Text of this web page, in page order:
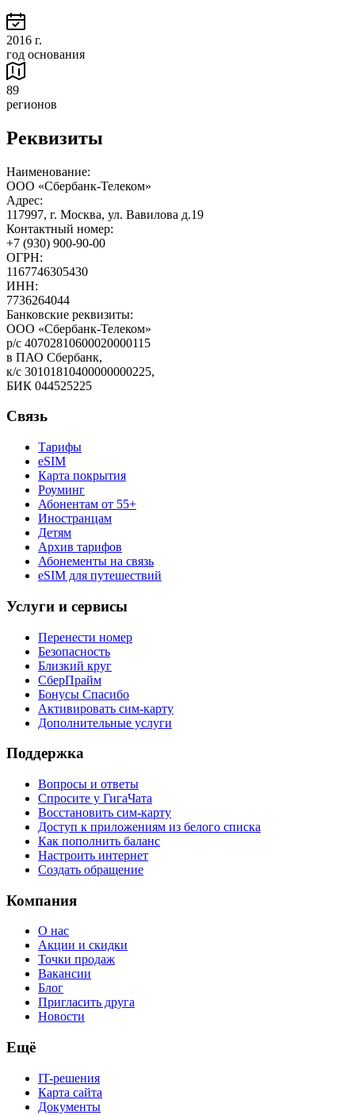
2016 г.
год основания
89
регионов
Реквизиты
Наименование:
ООО «Сбербанк-Телеком»
Адрес:
117997, г. Москва, ул. Вавилова д.19
Контактный номер:
+7 (930) 900-90-00
ОГРН:
1167746305430
ИНН:
7736264044
Банковские реквизиты:
ООО «Сбербанк-Телеком»
р/с 40702810600020000115
в ПАО Сбербанк,
к/с 30101810400000000225,
БИК 044525225
Связь
Тарифы
eSIM
Карта покрытия
Роуминг
Абонентам от 55+
Иностранцам
Детям
Архив тарифов
Абонементы на связь
eSIM для путешествий
Услуги и сервисы
Перенести номер
Безопасность
Близкий круг
СберПрайм
Бонусы Спасибо
Активировать сим-карту
Дополнительные услуги
Поддержка
Вопросы и ответы
Спросите у ГигаЧата
Восстановить сим-карту
Доступ к приложениям из белого списка
Как пополнить баланс
Настроить интернет
Создать обращение
Компания
О нас
Акции и скидки
Точки продаж
Вакансии
Блог
Пригласить друга
Новости
Ещё
IT-решения
Карта сайта
Документы